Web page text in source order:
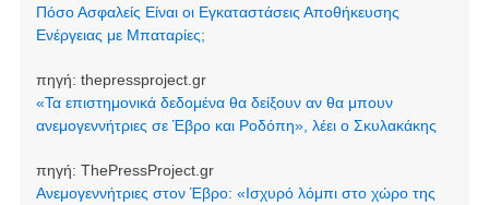
Πόσο Ασφαλείς Είναι οι Εγκαταστάσεις Αποθήκευσης
Ενέργειας με Μπαταρίες;
πηγή: thepressproject.gr
«Τα επιστημονικά δεδομένα θα δείξουν αν θα μπουν
ανεμογεννήτριες σε Έβρο και Ροδόπη», λέει ο Σκυλακάκης
πηγή: ThePressProject.gr
Ανεμογεννήτριες στον Έβρο: «Ισχυρό λόμπι στο χώρο της